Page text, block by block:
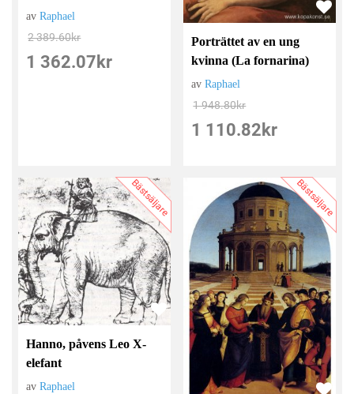
avRaphael
2 389.60kr
1 362.07 kr
Porträttet av en ung
kvinna (La fornarina)
avRaphael
1 948.80kr
1 110.82 kr
Bästsäljare
Hanno, påvens Leo X-
elefant
avRaphael
Bästsäljare